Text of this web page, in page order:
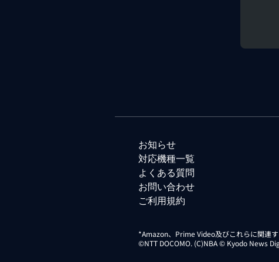
お知らせ
対応機種一覧
よくある質問
お問い合わせ
ご利用規約
*Amazon、Prime Video及びこれらに関連
©NTT DOCOMO. (C)NBA © Kyodo News